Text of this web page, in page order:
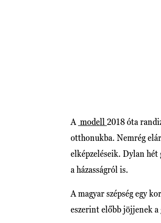
A modell 2018 óta
otthonukba. Nemrég
elképzeléseik. Dylan
a házasságról is.
A magyar szépség egy
eszerint előbb jöjjenek a